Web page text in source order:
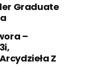
Graduate
–
Z